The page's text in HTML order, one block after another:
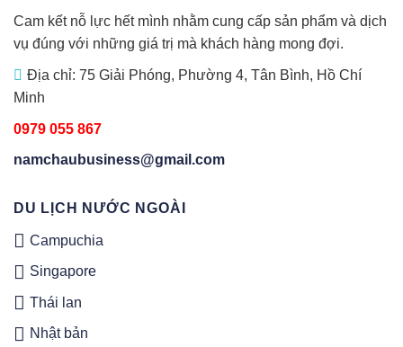
Cam kết nỗ lực hết mình nhằm cung cấp sản phẩm và dịch
vụ đúng với những giá trị mà khách hàng mong đợi.
Địa chỉ: 75 Giải Phóng, Phường 4, Tân Bình, Hồ Chí
Minh
0979 055 867
namchaubusiness@gmail.com
DU LỊCH NƯỚC NGOÀI
Campuchia
Singapore
Thái lan
Nhật bản